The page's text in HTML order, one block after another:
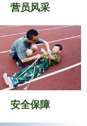
营员风采
安全保障